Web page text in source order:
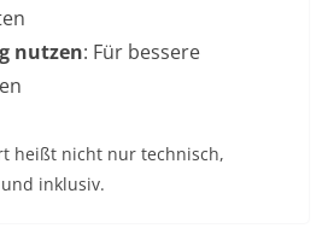
nutzen: Für bessere
heißt nicht nur technisch,
inklusiv.